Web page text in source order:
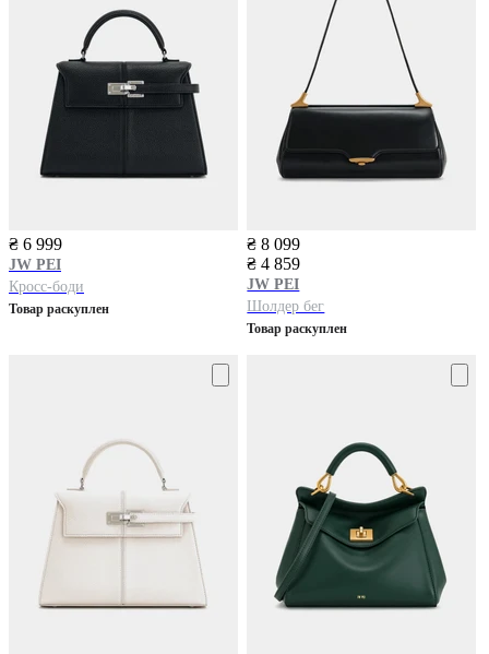
₴ 6 999
JW PEI
Кросс-боди
Товар раскуплен
₴ 8 099
₴ 4 859
JW PEI
Шолдер бег
Товар раскуплен